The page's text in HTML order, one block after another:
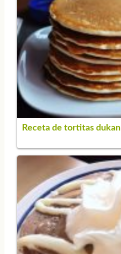
Receta de tortitas dukan